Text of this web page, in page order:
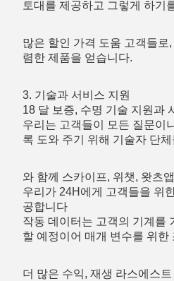
토대를 제공하고 그렇게 하기
많은 할인 가격 도움 고객들로
렴한 제품을 얻습니다.
3. 기술과 서비스 지원
18 달 보증, 수명 기술 지원과
우리는 고객들이 모든 질문이
록 도와 주기 위해 기술자 단
와 함께 스카이프, 위챗, 왓츠
우리가 24H에게 고객들을 위
공합니다
작동 데이터는 고객의 기계를
할 예정이어 매개 변수를 위한
더 많은 수익, 재생 라스에스